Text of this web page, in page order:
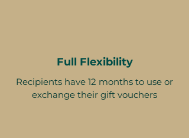
Full Flexibility
Recipients have 12 months to use or
exchange their gift vouchers